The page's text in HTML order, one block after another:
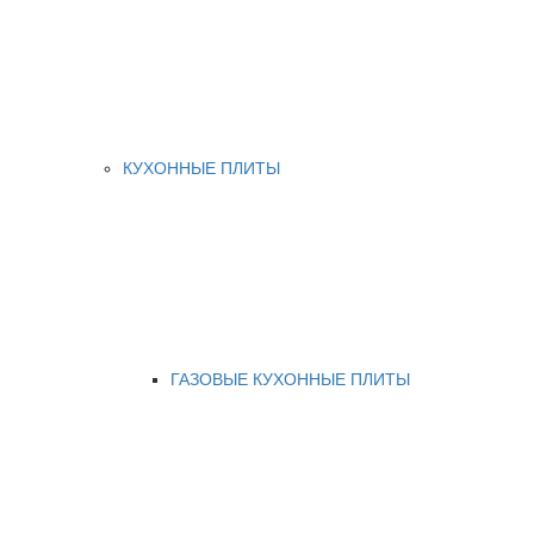
КУХОННЫЕ ПЛИТЫ
ГАЗОВЫЕ КУХОННЫЕ ПЛИТЫ